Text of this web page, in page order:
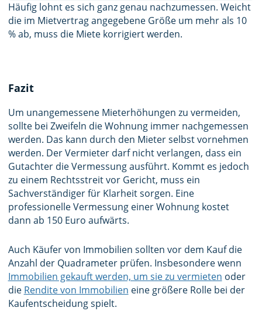
Häufig lohnt es sich ganz genau nachzumessen. Weicht
die im Mietvertrag angegebene Größe um mehr als 10
% ab, muss die Miete korrigiert werden.
Fazit
Um unangemessene Mieterhöhungen zu vermeiden,
sollte bei Zweifeln die Wohnung immer nachgemessen
werden. Das kann durch den Mieter selbst vornehmen
werden. Der Vermieter darf nicht verlangen, dass ein
Gutachter die Vermessung ausführt. Kommt es jedoch
zu einem Rechtsstreit vor Gericht, muss ein
Sachverständiger für Klarheit sorgen. Eine
professionelle Vermessung einer Wohnung kostet
dann ab 150 Euro aufwärts.
Auch Käufer von Immobilien sollten vor dem Kauf die
Anzahl der Quadrameter prüfen. Insbesondere wenn
Immobilien gekauft werden, um sie zu vermieten oder
die Rendite von Immobilien eine größere Rolle bei der
Kaufentscheidung spielt.